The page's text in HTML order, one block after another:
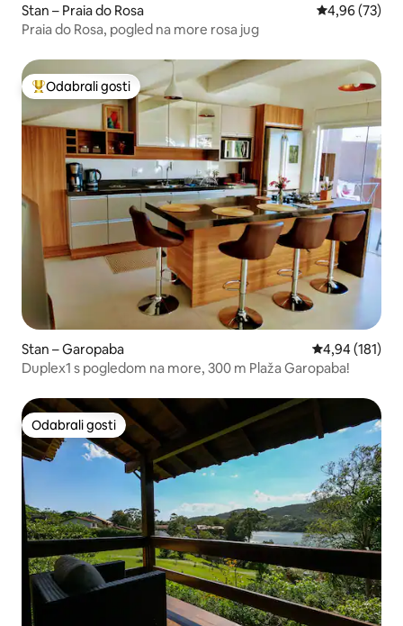
Stan – Praia do Rosa Prosječna
4,96 (73)
Praia do Rosa, pogled na more rosa jug
Među najviše rangiranima s oznakom „Odabrali gosti”
Odabrali gosti
Stan – Garopaba Prosječna
4,94 (181)
Duplex1 s pogledom na more, 300 m Plaža Garopaba!
Odabrali gosti
Odabrali gosti